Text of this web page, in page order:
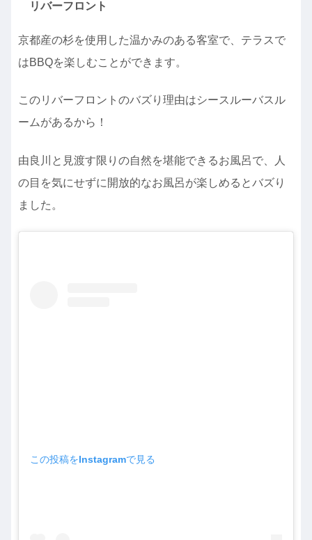
リバーフロント
京都産の杉を使用した温かみのある客室で、テラスで
はBBQを楽しむことができます。
このリバーフロントのバズり理由はシースルーバスル
ームがあるから！
由良川と見渡す限りの自然を堪能できるお風呂で、人
の目を気にせずに開放的なお風呂が楽しめるとバズり
ました。
この投稿をInstagramで見る